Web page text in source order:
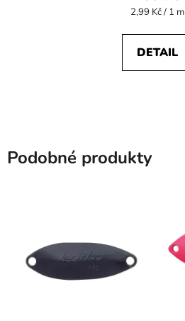
Měrná
2,99 Kč / 1 m
DETAIL
Podobné produkty